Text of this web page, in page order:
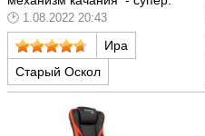
1.08.2022 20:43
Ира
Старый Оскол